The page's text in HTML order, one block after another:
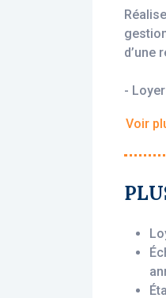
d’une
-
-
sur
Ce
Voir